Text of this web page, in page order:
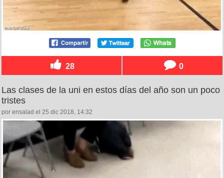
28 0
Las clases de la uni en estos días del año son un poco
tristes
por ensalad el 25 dic 2018, 14:32